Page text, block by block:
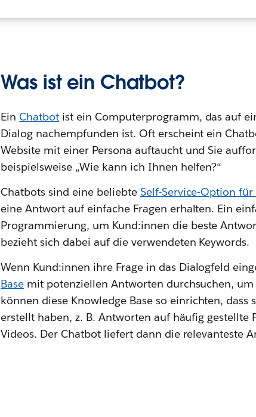
Was ist ein Chatbot?
EinChatbot ist ein Computerprogramm, das auf
Dialog nachempfunden ist. Oft erscheint ein
Website mit einer Persona auftaucht und Sie
beispielsweise „Wie kann ich Ihnen helfen?“
Chatbots sind eine beliebte Self-Service-Option
eine Antwort auf einfache Fragen erhalten. Ein
Programmierung, um Kund:innen die beste
bezieht sich dabei auf die verwendeten Keywords.
Wenn Kund:innen ihre Frage in das Dialogfeld
Base mit potenziellen Antworten durchsuchen,
können diese Knowledge Base so einrichten,
erstellt haben, z. B. Antworten auf häufig gestellte
Videos. Der Chatbot liefert dann die relevanteste